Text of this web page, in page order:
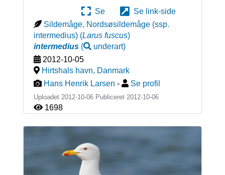
Se
Se link-side
Sildemåge, Nordsøsildemåge (ssp.
intermedius) (Larus fuscus)
intermedius( underart)
2012-10-05
Hirtshals havn, Danmark
Hans Henrik Larsen - Se profil
Uploadet 2012-10-06 Publiceret 2012-10-06
1698